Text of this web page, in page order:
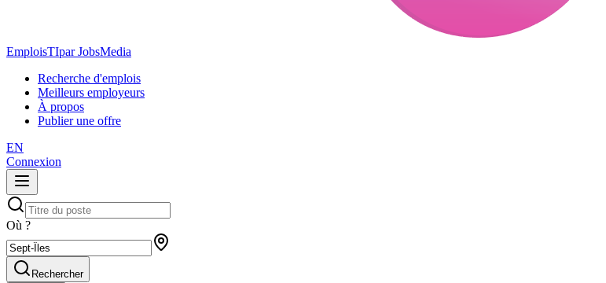
EmploisTIpar JobsMedia
Recherche d'emplois
Meilleurs employeurs
À propos
Publier une offre
EN
Connexion
Où ?
Rechercher